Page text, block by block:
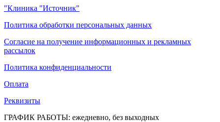
"Клиника "Источник"
Политика обработки персональных данных
Согласие на получение информационных и рекламных
рассылок
Политика конфиденциальности
Оплата
Реквизиты
ГРАФИК РАБОТЫ: ежедневно, без выходных